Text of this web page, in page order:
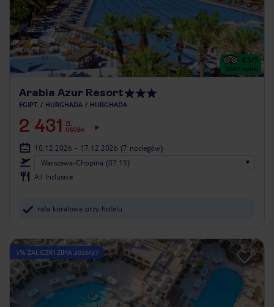
4.5/5
3687 opinii
Arabia Azur Resort
EGIPT HURGHADA HURGHADA
2 431
ZŁ
OSOBA
10.12.2026 - 17.12.2026 (7 noclegów)
Warszawa-Chopina (07:15)
All Inclusive
rafa koralowa przy hotelu
5% ZALICZKI ZIMA 2026/27